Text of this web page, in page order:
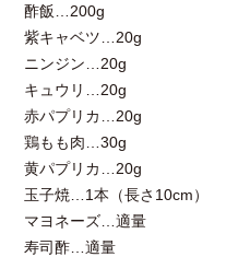
酢飯…200g
紫キャベツ…20g
ニンジン…20g
キュウリ…20g
赤パプリカ…20g
鶏もも肉…30g
黄パプリカ…20g
玉子焼…1本（長さ10cm）
マヨネーズ…適量
寿司酢…適量